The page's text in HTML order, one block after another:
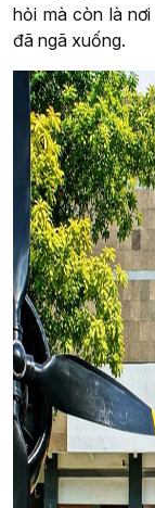
hỏi mà còn là
đã ngã xuống.